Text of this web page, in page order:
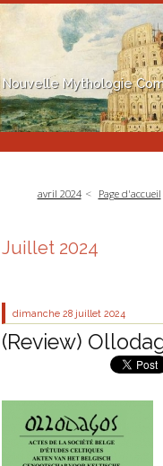
Nouvelle Mythologie
avril 2024 Page d'accueil
Juillet 2024
dimanche 28 juillet 2024
(Review)